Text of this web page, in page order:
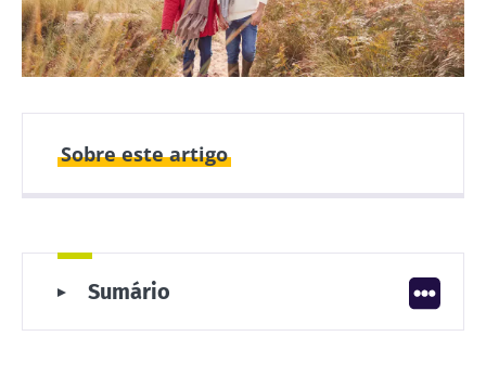
Sobre este artigo
20 Março 2023
12 Agosto 2025
Sumário
microbiota
Boa alimentação para uma boa